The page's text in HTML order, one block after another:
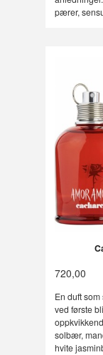
pærer,
720,00
En duft
ved første
solbær,
hvite